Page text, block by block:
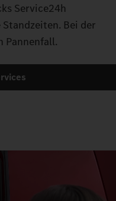
Service24h
Bei der
Pannenfall.